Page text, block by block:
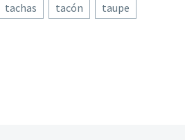
tachas tacón
taupe